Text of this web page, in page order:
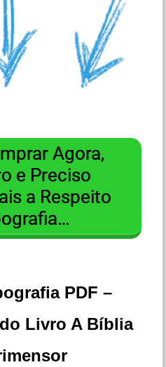
Agora,
e Preciso
a Respeito
PDF –
Livro A Bíblia